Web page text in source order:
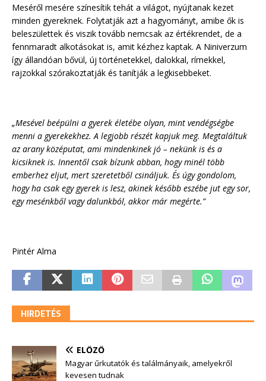
Meséről mesére színesítik tehát a világot, nyújtanak kezet
minden gyereknek. Folytatják azt a hagyományt, amibe ők is
beleszülettek és viszik tovább nemcsak az értékrendet, de a
fennmaradt alkotásokat is, amit kézhez kaptak. A Niniverzum
így állandóan bővül, új történetekkel, dalokkal, rímekkel,
rajzokkal szórakoztatják és tanítják a legkisebbeket.
„Mesével beépülni a gyerek életébe olyan, mint vendégségbe
menni a gyerekekhez. A legjobb részét kapjuk meg. Megtaláltuk
az arany középutat, ami mindenkinek jó – nekünk is és a
kicsiknek is. Innentől csak bízunk abban, hogy minél több
emberhez eljut, mert szeretetből csináljuk. És úgy gondolom,
hogy ha csak egy gyerek is lesz, akinek később eszébe jut egy sor,
egy mesénkből vagy dalunkból, akkor már megérte.”
Pintér Alma
HIRDETÉS
ELŐZŐ
Magyar űrkutatók és találmányaik, amelyekről
kevesen tudnak